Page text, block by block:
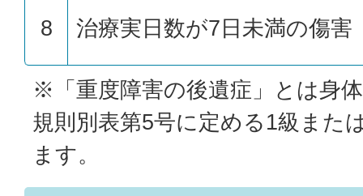
8 治療実日数が7日未満の傷害
※「重度障害の後遺症」とは身
規則別表第5号に定める1級また
ます。